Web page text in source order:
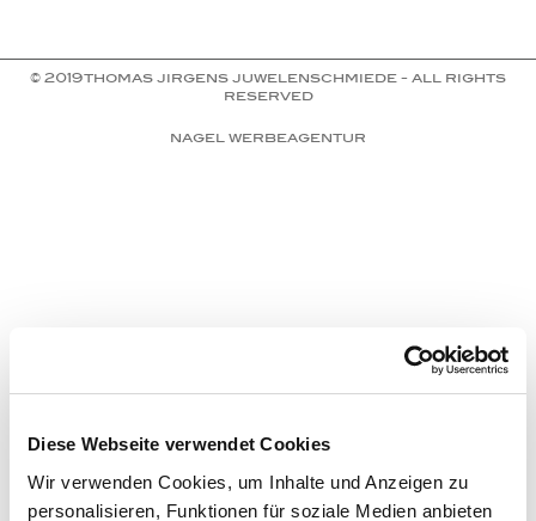
Diese Webseite verwendet Cookies
Wir verwenden Cookies, um Inhalte und Anzeigen zu
personalisieren, Funktionen für soziale Medien anbieten
© 2019thomas jirgens juwelenschmiede - all rights
reserved
nagel werbeagentur